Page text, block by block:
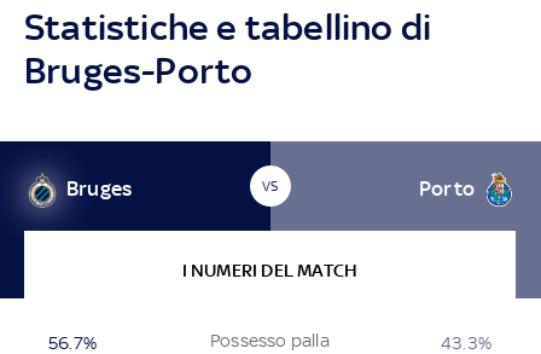
Statistiche e tabellino di
Bruges-Porto
Bruges VS Porto
I NUMERI DEL MATCH
Possesso palla
56.7% 43.3%